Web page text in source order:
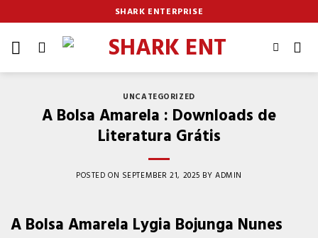
to
content
SHARK ENTERPRISE
UNCATEGORIZED
A Bolsa Amarela : Downloads de
Literatura Grátis
POSTED ON SEPTEMBER 21, 2025 BYADMIN
A Bolsa Amarela Lygia Bojunga Nunes